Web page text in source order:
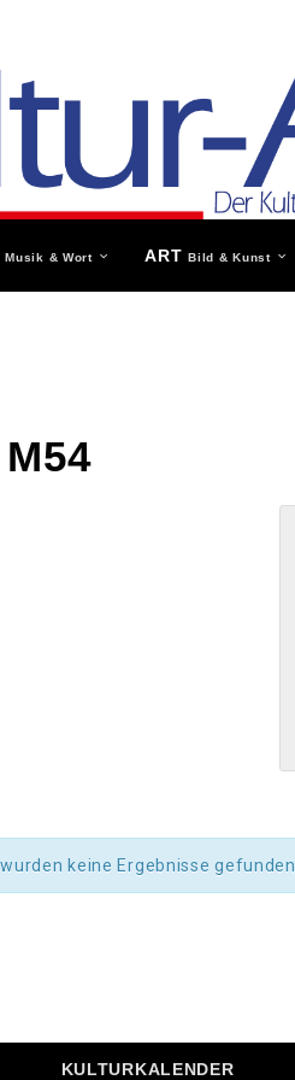
Musik & Wort ARTBild & Kunst
keine Ergebnisse gefunden.
KULTURKALENDER